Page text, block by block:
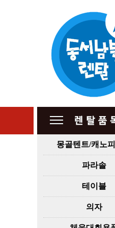
몽골텐트/캐노
파라솔
테이블
의자